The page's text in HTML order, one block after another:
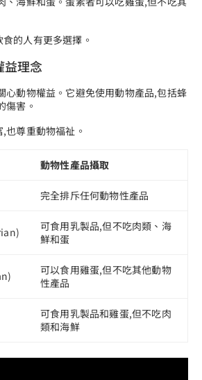
的人有更多選擇。
益理念
心動物權益。它避免使用動物產品,包括蜂
傷害。
也尊重動物福祉。
動物性產品攝取
完全排斥任何動物性產品
可食用乳製品,但不吃肉類、海
鮮和蛋
可以食用雞蛋,但不吃其他動物
性產品
可食用乳製品和雞蛋,但不吃肉
類和海鮮